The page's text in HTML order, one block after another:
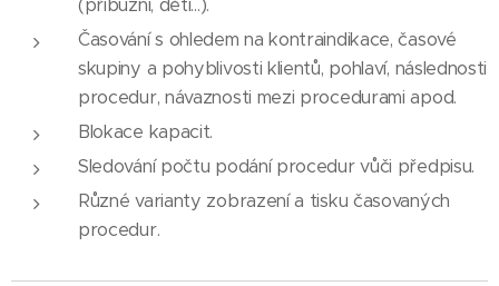
(příbuzní, děti...).
Časování s ohledem na kontraindikace, časové
skupiny a pohyblivosti klientů, pohlaví, následnosti
procedur, návaznosti mezi procedurami apod.
Blokace kapacit.
Sledování počtu podání procedur vůči předpisu.
Různé varianty zobrazení a tisku časovaných
procedur.